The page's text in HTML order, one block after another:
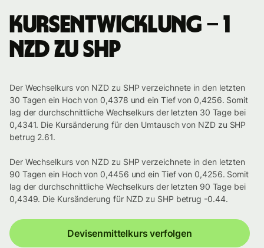
Kursentwicklung – 1
NZD zu SHP
Der Wechselkurs von NZD zu SHP verzeichnete in den letzten
30 Tagen ein Hoch von 0,4378 und ein Tief von 0,4256. Somit
lag der durchschnittliche Wechselkurs der letzten 30 Tage bei
0,4341. Die Kursänderung für den Umtausch von NZD zu SHP
betrug 2.61.
Der Wechselkurs von NZD zu SHP verzeichnete in den letzten
90 Tagen ein Hoch von 0,4456 und ein Tief von 0,4256. Somit
lag der durchschnittliche Wechselkurs der letzten 90 Tage bei
0,4349. Die Kursänderung für NZD zu SHP betrug -0.44.
Devisenmittelkurs verfolgen